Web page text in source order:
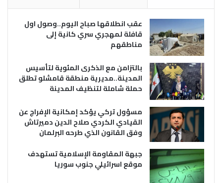
عقب انطلاقها صباح اليوم..وصول اول
قافلة لمهجري سري كانية إلى
مناطقهم
بالتزامن مع الذكرى المئوية لتأسيس
المدينة..مديرية منطقة قامشلو تطلق
حملة شاملة لتنظيف المدينة
مسؤول تركي يؤكد إمكانية الإفراج عن
القيادي الكردي صلاح الدين دميرتاش
وفق القانون الذي طرحه البرلمان
جبهة المقاومة الإسلامية تستهدف
موقع اسرائيلي جنوب سوريا